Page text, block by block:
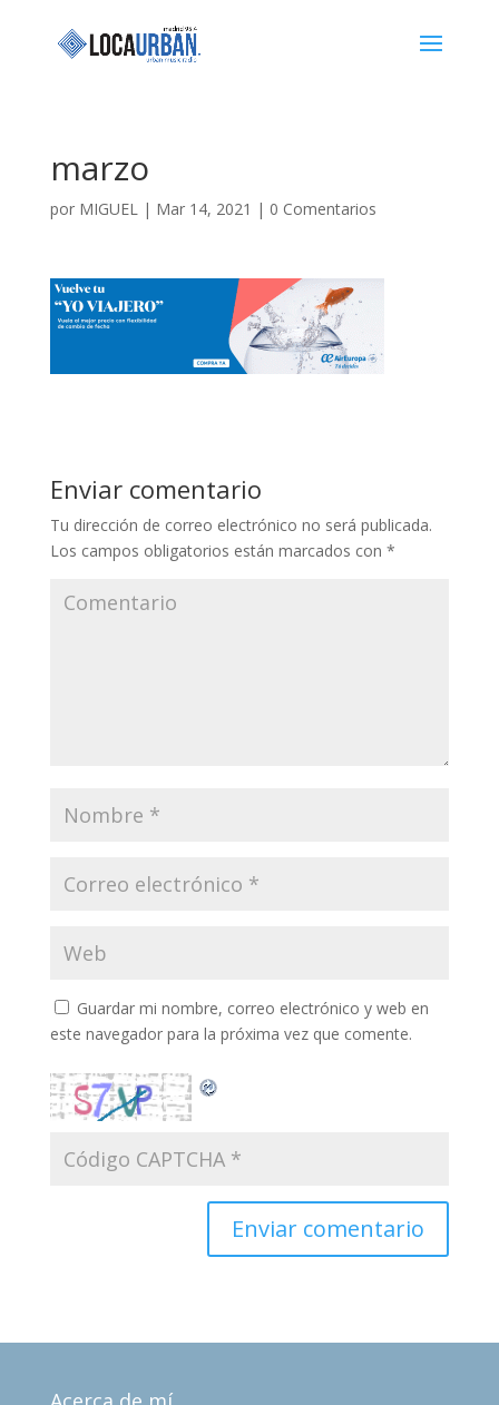
marzo
por MIGUEL| Mar 14, 2021 | 0 Comentarios
Enviar comentario
Tu dirección de correo electrónico no será publicada.
Los campos obligatorios están marcados con *
Guardar mi nombre, correo electrónico y web en
este navegador para la próxima vez que comente.